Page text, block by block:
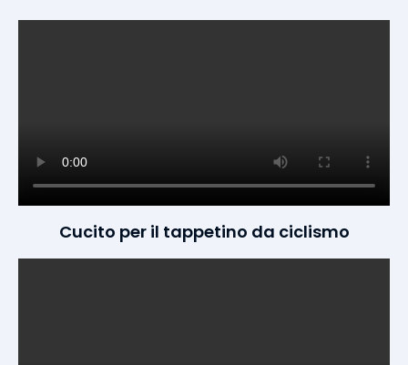
Cucito per il tappetino da ciclismo